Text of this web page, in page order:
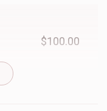
$100.00